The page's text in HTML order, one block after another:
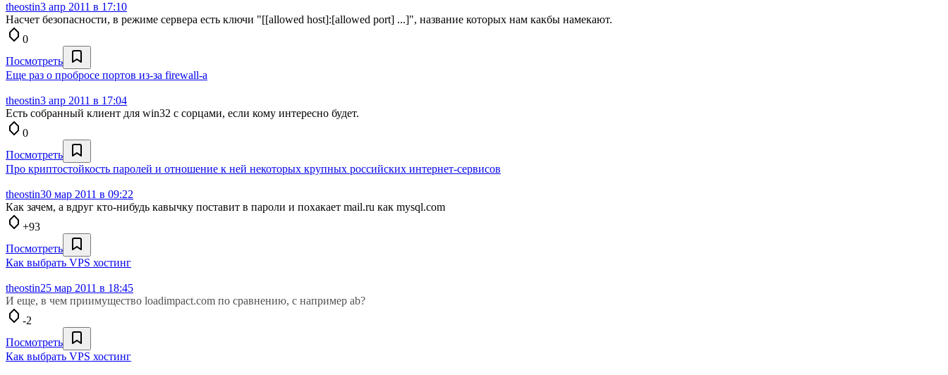
theostin3 апр 2011 в 17:10
Насчет безопасности, в режиме сервера есть ключи "[[allowed host]:[allowed port] ...]", название которых нам какбы намекают.
0
Посмотреть
Еще раз о пробросе портов из-за firewall-a
theostin3 апр 2011 в 17:04
Есть собранный клиент для win32 с сорцами, если кому интересно будет.
0
Посмотреть
Про криптостойкость паролей и отношение к ней некоторых крупных российских интернет-сервисов
theostin30 мар 2011 в 09:22
Как зачем, а вдруг кто-нибудь кавычку поставит в пароли и похакает mail.ru как mysql.com
+93
Посмотреть
Как выбрать VPS хостинг
theostin25 мар 2011 в 18:45
И еще, в чем приимущество loadimpact.com по сравнению, с например ab?
-2
Посмотреть
Как выбрать VPS хостинг